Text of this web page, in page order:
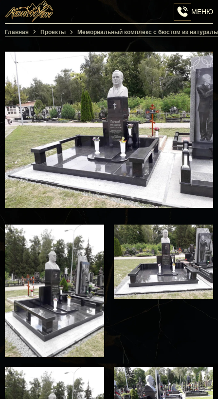
Перейти на головну сторінку МЕНЮ
Главная Проекты Мемориальный комплекс с бюстом из